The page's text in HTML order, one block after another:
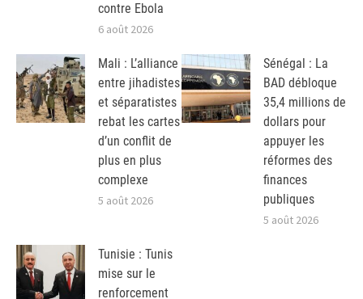
contre Ebola
6 août 2026
Mali : L’alliance
entre jihadistes
et séparatistes
rebat les cartes
d’un conflit de
plus en plus
complexe
5 août 2026
Sénégal : La
BAD débloque
35,4 millions de
dollars pour
appuyer les
réformes des
finances
publiques
5 août 2026
Tunisie : Tunis
mise sur le
renforcement